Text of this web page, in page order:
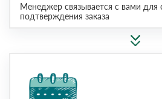
Менеджер связывается с вами для
подтверждения заказа